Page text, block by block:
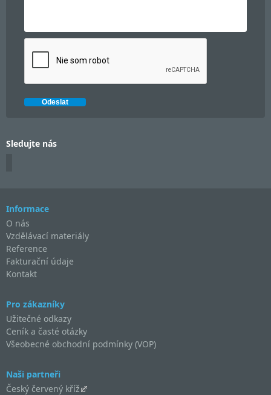
Sledujte nás
Informace
O nás
Vzdělávací materiály
Reference
Fakturační údaje
Kontakt
Pro zákazníky
Užitečné odkazy
Ceník a časté otázky
Všeobecné obchodní podmínky (VOP)
Naši partneři
Český červený kříž